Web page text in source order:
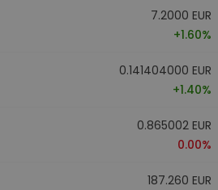
7.2000 EUR
+1.60%
0.141404000 EUR
+1.40%
0.865002 EUR
0.00%
187.260 EUR